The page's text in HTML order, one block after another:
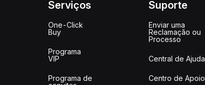
Serviços
One-Click
Buy
Programa
VIP
Programa de
Suporte
Enviar uma
Reclamação ou
Processo
Central de Ajuda
Centro de Apoio